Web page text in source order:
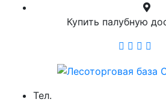
Купить палубную
Тел.